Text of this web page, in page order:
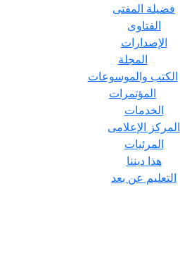
فضيلة المفتى
الفتاوى
الإصدارات
المجلة
الكتب والموسوعات
المؤتمرات
الخدمات
المركز الإعلامى
المرئيات
هذا ديننا
التعليم عن بعد